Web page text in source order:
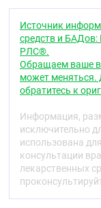
раз в день на
смывать.
загрязняет их,
маслянистой
применения –
применение
Источник
средств и БАДов:
РЛС®.
Обращаем ваше
может меняться.
обратитесь к
Информация,
исключительно
использована
консультации
лекарственных